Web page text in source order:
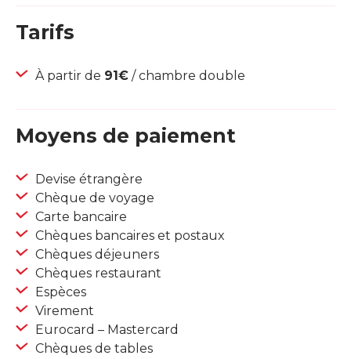
Tarifs
À partir de 91€ / chambre double
Moyens de paiement
Devise étrangère
Chèque de voyage
Carte bancaire
Chèques bancaires et postaux
Chèques déjeuners
Chèques restaurant
Espèces
Virement
Eurocard – Mastercard
Chèques de tables